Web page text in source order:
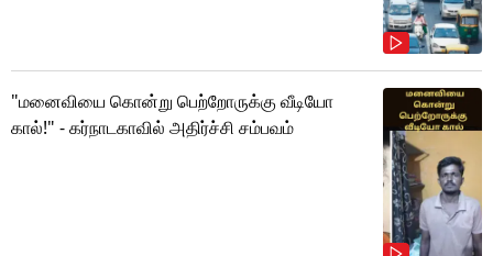
"மனைவியை கொன்று பெற்றோருக்கு வீடியோ
கால்!" - கர்நாடகாவில் அதிர்ச்சி சம்பவம்